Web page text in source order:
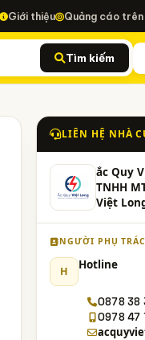
Giới thiệu Quảng cáo
Tìm kiếm
LIÊN HỆ NHÀ
ắc Quy
TNHH
Việt
NGƯỜI PHỤ
H Hotline
0878 38
0978 47